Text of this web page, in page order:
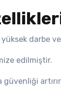
darbe ve
edilmiştir.
güvenliği